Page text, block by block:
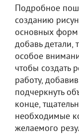
Подробное
созданию
основных форм
добавь детали,
особое
чтобы создать
работу,
подчеркнуть
конце,
необходимые
желаемого